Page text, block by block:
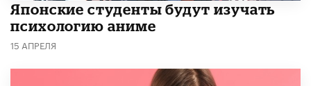
Японские студенты будут изучать
психологию аниме
15 АПРЕЛЯ